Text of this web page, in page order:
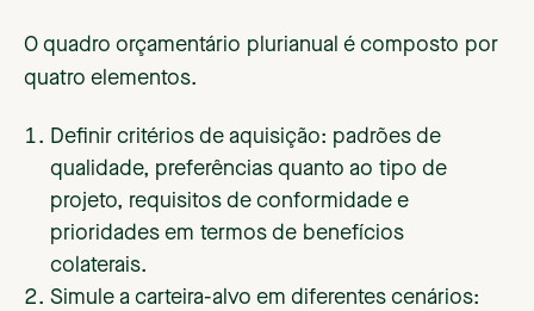
O quadro orçamentário plurianual é composto por
quatro elementos.
Definir critérios de aquisição: padrões de
qualidade, preferências quanto ao tipo de
projeto, requisitos de conformidade e
prioridades em termos de benefícios
colaterais.
Simule a carteira-alvo em diferentes cenários: